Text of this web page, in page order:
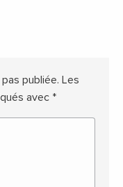
publiée. Les
avec *